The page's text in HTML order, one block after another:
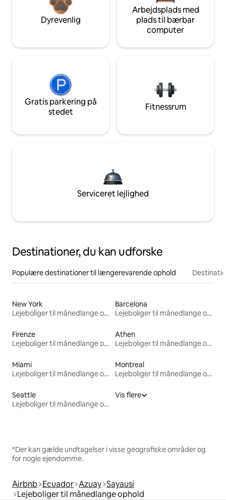
Dyrevenlig
Arbejdsplads med
plads til bærbar
computer
Gratis parkering på
stedet
Fitnessrum
Serviceret lejlighed
Destinationer, du kan udforske
Populære destinationer til længerevarende ophold
New York
Lejeboliger til månedlange ophold
Barcelona
Lejeboliger til månedlange ophold
Firenze
Lejeboliger til månedlange ophold
Athen
Lejeboliger til månedlange ophold
Miami
Lejeboliger til månedlange ophold
Montreal
Lejeboliger til månedlange ophold
Seattle
Lejeboliger til månedlange ophold
Vis flere
*Der kan gælde undtagelser i visse geografiske områder og
for nogle ejendomme.
Airbnb Ecuador Azuay Sayausí
Lejeboliger til månedlange ophold